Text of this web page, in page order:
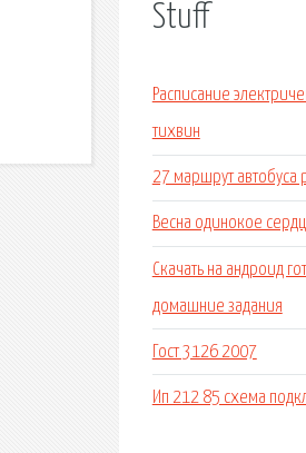
Stuff
Расписание
тихвин
27 маршрут автобуса
Весна одинокое
Скачать на андроид
домашние задания
Гост 3126 2007
Ип 212 85 схема